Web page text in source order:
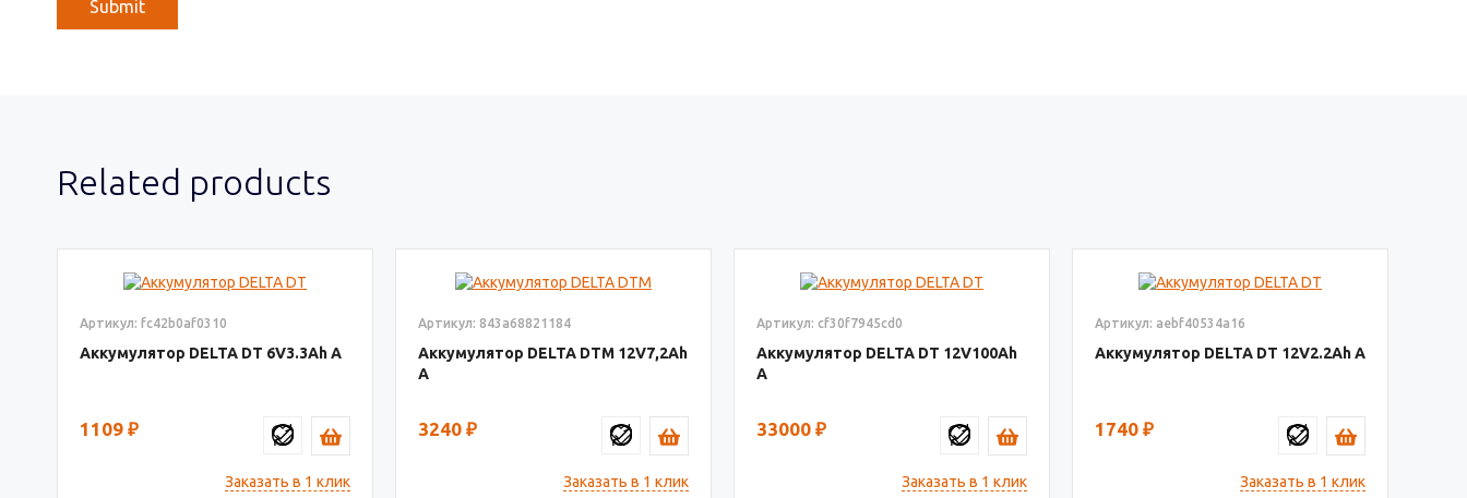
Related products
Артикул: fc42b0af0310
Аккумулятор DELTA DT 6V3.3
1109 ₽
Заказать в 1 клик
Артикул: 843a68821184
Аккумулятор DELTA DTM 12V7,2
3240 ₽
Заказать в 1 клик
Артикул: cf30f7945cd0
Аккумулятор DELTA DT 12V100
33000 ₽
Заказать в 1 клик
Артикул: aebf40534a16
Аккумулятор DELTA DT 12V2.2
1740 ₽
Заказать в 1 клик